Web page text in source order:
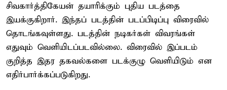
சிவகார்த்திகேயன் தயாரிக்கும் புதிய படத்தை
இயக்குகிறார். இந்தப் படத்தின் படப்பிடிப்பு விரைவில்
தொடங்கவுள்ளது. படத்தின் நடிகர்கள் விவரங்கள்
எதுவும் வெளியிடப்படவில்லை. விரைவில் இப்படம்
குறித்த இதர தகவல்களை படக்குழு வெளியிடும் என
எதிர்பார்க்கப்படுகிறது.